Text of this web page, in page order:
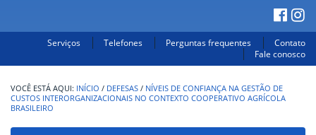
Serviços Telefones Perguntas frequentes
Contato
Fale conosco
INÍCIO / DEFESAS / NÍVEIS DE CONFIANÇA NA GESTÃO DE
CUSTOS INTERORGANIZACIONAIS NO CONTEXTO COOPERATIVO AGRÍCOLA
BRASILEIRO